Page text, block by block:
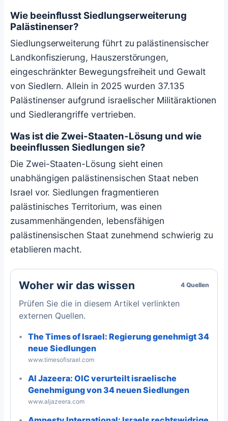
Wie beeinflusst Siedlungserweiterung
Palästinenser?
Siedlungserweiterung führt zu palästinensischer
Landkonfiszierung, Hauszerstörungen,
eingeschränkter Bewegungsfreiheit und Gewalt
von Siedlern. Allein in 2025 wurden 37.135
Palästinenser aufgrund israelischer Militäraktionen
und Siedlerangriffe vertrieben.
Was ist die Zwei-Staaten-Lösung und wie
beeinflussen Siedlungen sie?
Die Zwei-Staaten-Lösung sieht einen
unabhängigen palästinensischen Staat neben
Israel vor. Siedlungen fragmentieren
palästinisches Territorium, was einen
zusammenhängenden, lebensfähigen
palästinensischen Staat zunehmend schwierig zu
etablieren macht.
Woher wir das wissen 4 Quellen
Prüfen Sie die in diesem Artikel verlinkten
externen Quellen.
The Times of Israel: Regierung genehmigt 34
neue Siedlungen
www.timesofisrael.com
Al Jazeera: OIC verurteilt israelische
Genehmigung von 34 neuen Siedlungen
www.aljazeera.com